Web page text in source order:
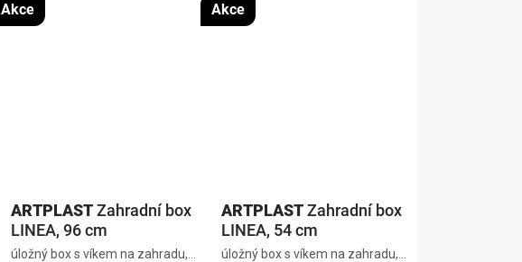
ARTPLAST Zahradní box
LINEA, 96 cm
Akce
úložný box s víkem na zahradu,
ARTPLAST Zahradní box
LINEA, 54 cm
Akce
úložný box s víkem na zahradu,